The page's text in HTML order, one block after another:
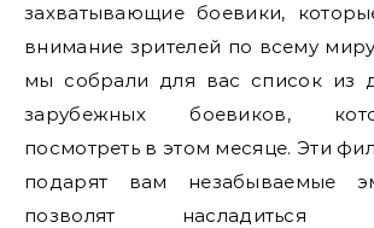
захватывающие боевики,
внимание зрителей по всему
мы собрали для вас список из
зарубежных боевиков,
посмотреть в этом месяце. Эти
подарят вам незабываемые
позволят насладиться